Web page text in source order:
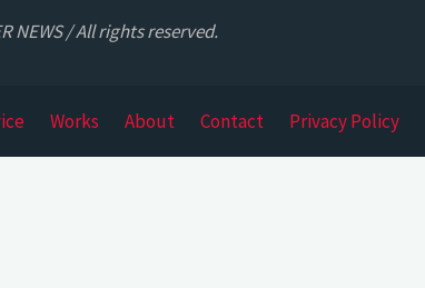
NEWS / All rights reserved.
Works About Contact Privacy Policy